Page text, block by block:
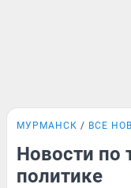
МУРМАНСК ВСЕ
Новости по
политике